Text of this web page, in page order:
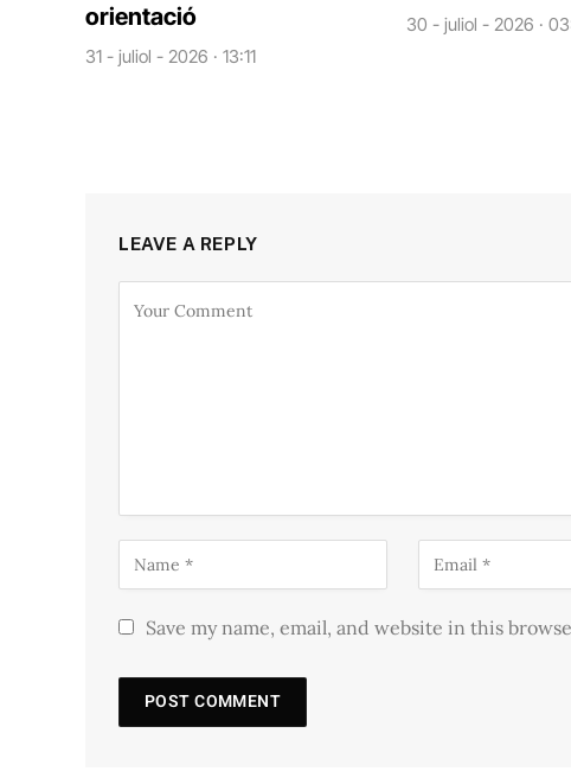
orientació
31 - juliol - 2026 · 13:11
30 - juliol - 2026 ·
LEAVE A REPLY
Save my name, email, and website in this